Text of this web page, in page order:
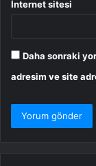
İnternet sitesi
Daha sonraki
adresim ve site